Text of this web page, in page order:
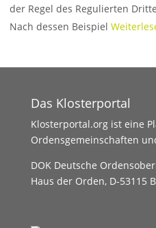
der Regel des Regulierten
Nach dessen Beispiel
Das Klosterportal
Klosterportal.org ist eine
Ordensgemeinschaften
DOK Deutsche
Haus der Orden, D-53115